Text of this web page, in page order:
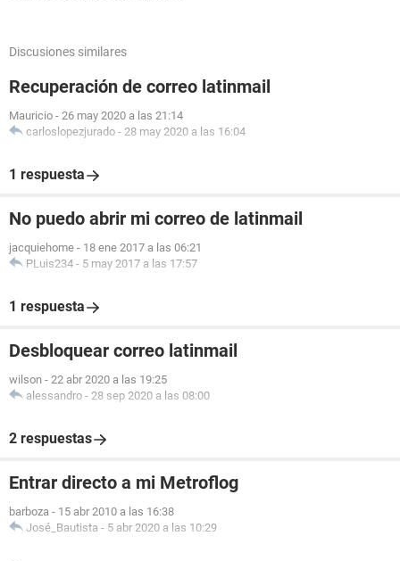
Discusiones similares
Recuperación de correo latinmail
Mauricio - 26 may 2020 a las 21:14
carloslopezjurado - 28 may 2020 a las 16:04
1 respuesta
No puedo abrir mi correo de latinmail
jacquiehome - 18 ene 2017 a las 06:21
PLuis234 - 5 may 2017 a las 17:57
1 respuesta
Desbloquear correo latinmail
wilson - 22 abr 2020 a las 19:25
alessandro - 28 sep 2020 a las 08:00
2 respuestas
Entrar directo a mi Metroflog
barboza - 15 abr 2010 a las 16:38
José_Bautista - 5 abr 2020 a las 10:29